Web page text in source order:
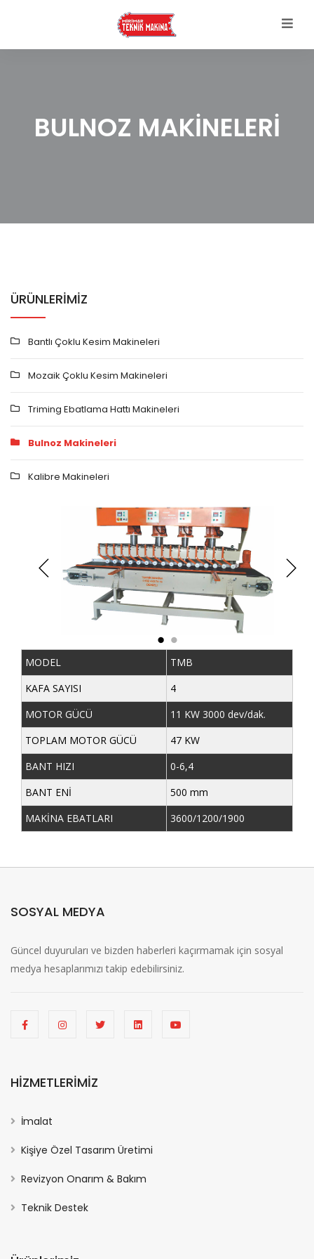
BULNOZ MAKINELERI
ÜRÜNLERIMIZ
Bantlı Çoklu Kesim Makineleri
Mozaik Çoklu Kesim Makineleri
Triming Ebatlama Hattı Makineleri
Bulnoz Makineleri
Kalibre Makineleri
MODEL
TMB
KAFA SAYISI
4
MOTOR GÜCÜ
11 KW 3000 dev/dak.
TOPLAM MOTOR GÜCÜ
47 KW
BANT HIZI
0-6,4
BANT ENİ
500 mm
MAKİNA EBATLARI
3600/1200/1900
SOSYAL MEDYA
Güncel duyuruları ve bizden haberleri kaçırmamak için sosyal
medya hesaplarımızı takip edebilirsiniz.
HİZMETLERİMİZ
İmalat
Kişiye Özel Tasarım Üretimi
Revizyon Onarım & Bakım
Teknik Destek